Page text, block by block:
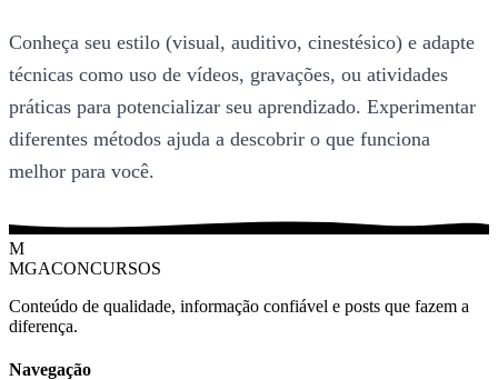
Conheça seu estilo (visual, auditivo, cinestésico) e adapte
técnicas como uso de vídeos, gravações, ou atividades
práticas para potencializar seu aprendizado. Experimentar
diferentes métodos ajuda a descobrir o que funciona
melhor para você.
M
MGACONCURSOS
Conteúdo de qualidade, informação confiável e posts que fazem a
diferença.
Navegação